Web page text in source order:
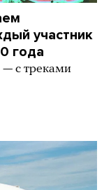
участник
года
— с треками